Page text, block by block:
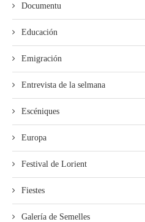
Documentu
Educación
Emigración
Entrevista de la selmana
Escéniques
Europa
Festival de Lorient
Fiestes
Galería de Semelles